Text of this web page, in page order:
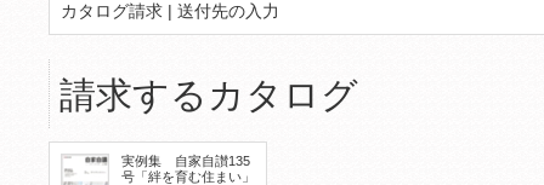
カタログ請求 | 送付先の入力
請求するカタログ
実例集 自家自讃135
号「絆を育む住まい」